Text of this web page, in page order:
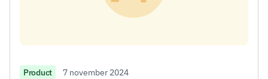
Product 7 november 2024